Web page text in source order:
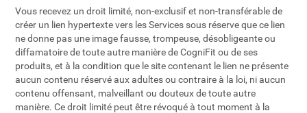
Vous recevez un droit limité, non-exclusif et non-transférable de
créer un lien hypertexte vers les Services sous réserve que ce lien
ne donne pas une image fausse, trompeuse, désobligeante ou
diffamatoire de toute autre manière de CogniFit ou de ses
produits, et à la condition que le site contenant le lien ne présente
aucun contenu réservé aux adultes ou contraire à la loi, ni aucun
contenu offensant, malveillant ou douteux de toute autre
manière. Ce droit limité peut être révoqué à tout moment à la